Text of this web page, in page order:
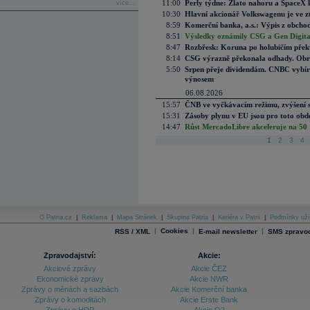
více...
11:00 Perly týdne: Zlato nahoru a SpaceX
10:30 Hlavní akcionář Volkswagenu je ve
8:59 Komerční banka, a.s.: Výpis z
8:51
Výsledky oznámily CSG a Gen
8:47 Rozbřesk: Koruna po holubičím
8:14 CSG výrazně překonala odhady.
5:50 Srpen přeje dividendám. CNBC
výnosem
06.08.2026
15:57 ČNB ve vyčkávacím režimu, zvýšení
15:31
Zásoby plynu v EU jsou pro toto
14:47 Růst MercadoLibre akceleruje na
1 2 3 4
O Patria.cz Reklama Mapa Stránek Skupina Patria Kariéra v Patrii Podmínky
RSS / XML | Cookies | E-mail newsletter | SMS
Zpravodajství:
Akciové zprávy
Ekonomické zprávy
Zprávy o měnách a sazbách
Zprávy o komoditách
Akcie:
Akcie ČEZ
Akcie NWR
Akcie Komerční banka
Akcie Erste Bank